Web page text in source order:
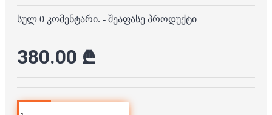
სულ 0 კომენტარი. - შეაფასე პროდუქტი
380.00 ₾